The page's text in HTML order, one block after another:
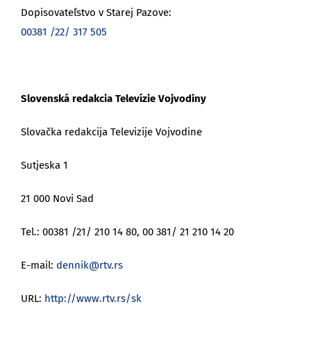
Dopisovateľstvo v Starej Pazove:
00381 /22/ 317 505
Slovenská redakcia Televízie Vojvodiny
Slovačka redakcija Televizije Vojvodine
Sutjeska 1
21 000 Novi Sad
Tel.: 00381 /21/ 210 14 80, 00 381/ 21 210 14 20
E-mail: dennik@rtv.rs
URL: http://www.rtv.rs/sk